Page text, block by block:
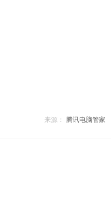
来源： 腾讯电脑管家